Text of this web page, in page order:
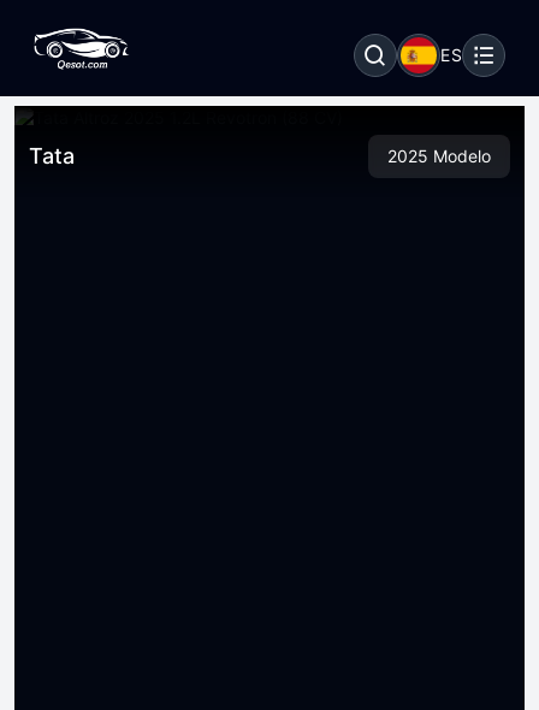
ES
Tata 2025 Modelo